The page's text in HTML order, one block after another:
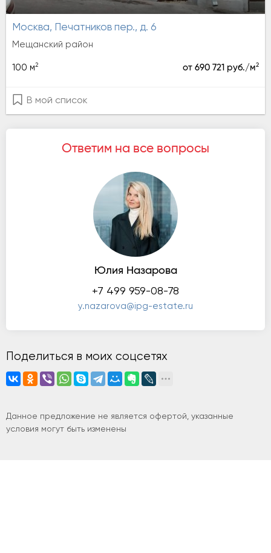
Москва, Печатников пер., д. 6
Мещанский район
100 м2 от 690 721 руб./м2
В мой список
Ответим на все вопросы
Юлия Назарова
+7 499 959-08-78
y.nazarova@ipg-estate.ru
Поделиться в моих соцсетях
Данное предложение не является офертой, указанные
условия могут быть изменены